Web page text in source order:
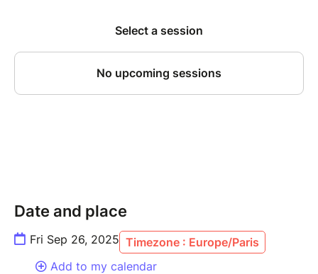
Date and place
Fri Sep 26, 2025 Timezone : Europe/Paris
Add to my calendar